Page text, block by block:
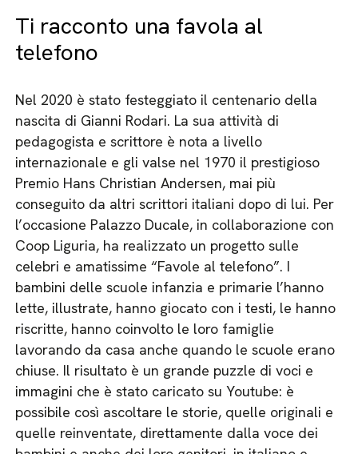
Ti racconto una favola al
telefono
Nel 2020 è stato festeggiato il centenario della
nascita di Gianni Rodari. La sua attività di
pedagogista e scrittore è nota a livello
internazionale e gli valse nel 1970 il prestigioso
Premio Hans Christian Andersen, mai più
conseguito da altri scrittori italiani dopo di lui. Per
l’occasione Palazzo Ducale, in collaborazione con
Coop Liguria, ha realizzato un progetto sulle
celebri e amatissime “Favole al telefono”. I
bambini delle scuole infanzia e primarie l’hanno
lette, illustrate, hanno giocato con i testi, le hanno
riscritte, hanno coinvolto le loro famiglie
lavorando da casa anche quando le scuole erano
chiuse. Il risultato è un grande puzzle di voci e
immagini che è stato caricato su Youtube: è
possibile così ascoltare le storie, quelle originali e
quelle reinventate, direttamente dalla voce dei